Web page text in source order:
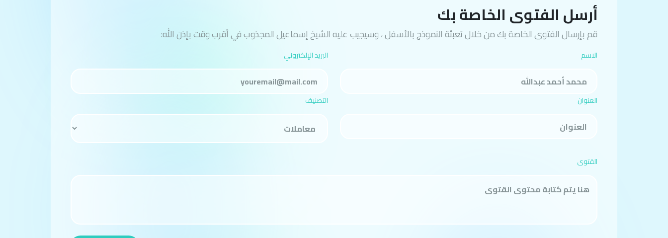
أرسل الفتوى الخاصة بك
قم بإرسال الفتوى الخاصة بك من خلال تعبئة النموذج بالأسفل ، وسيجيب عليه الشيخ إسماعيل المجذوب في أقرب وقت بإذن الله:
الاسم البريد الإلكتروني
العنوان التصنيف
القتوى